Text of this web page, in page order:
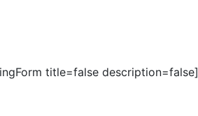
title=false description=false]